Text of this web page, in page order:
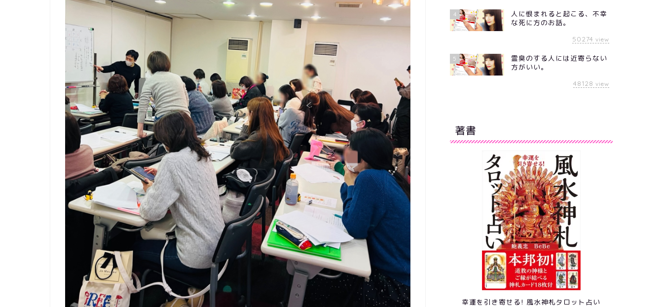
4
人に恨まれると起こる、不幸
な死に方のお話。
50274 view
5
霊臭のする人には近寄らない
方がいい。
48128 view
著書
幸運を引き寄せる! 風水神札タロット占い